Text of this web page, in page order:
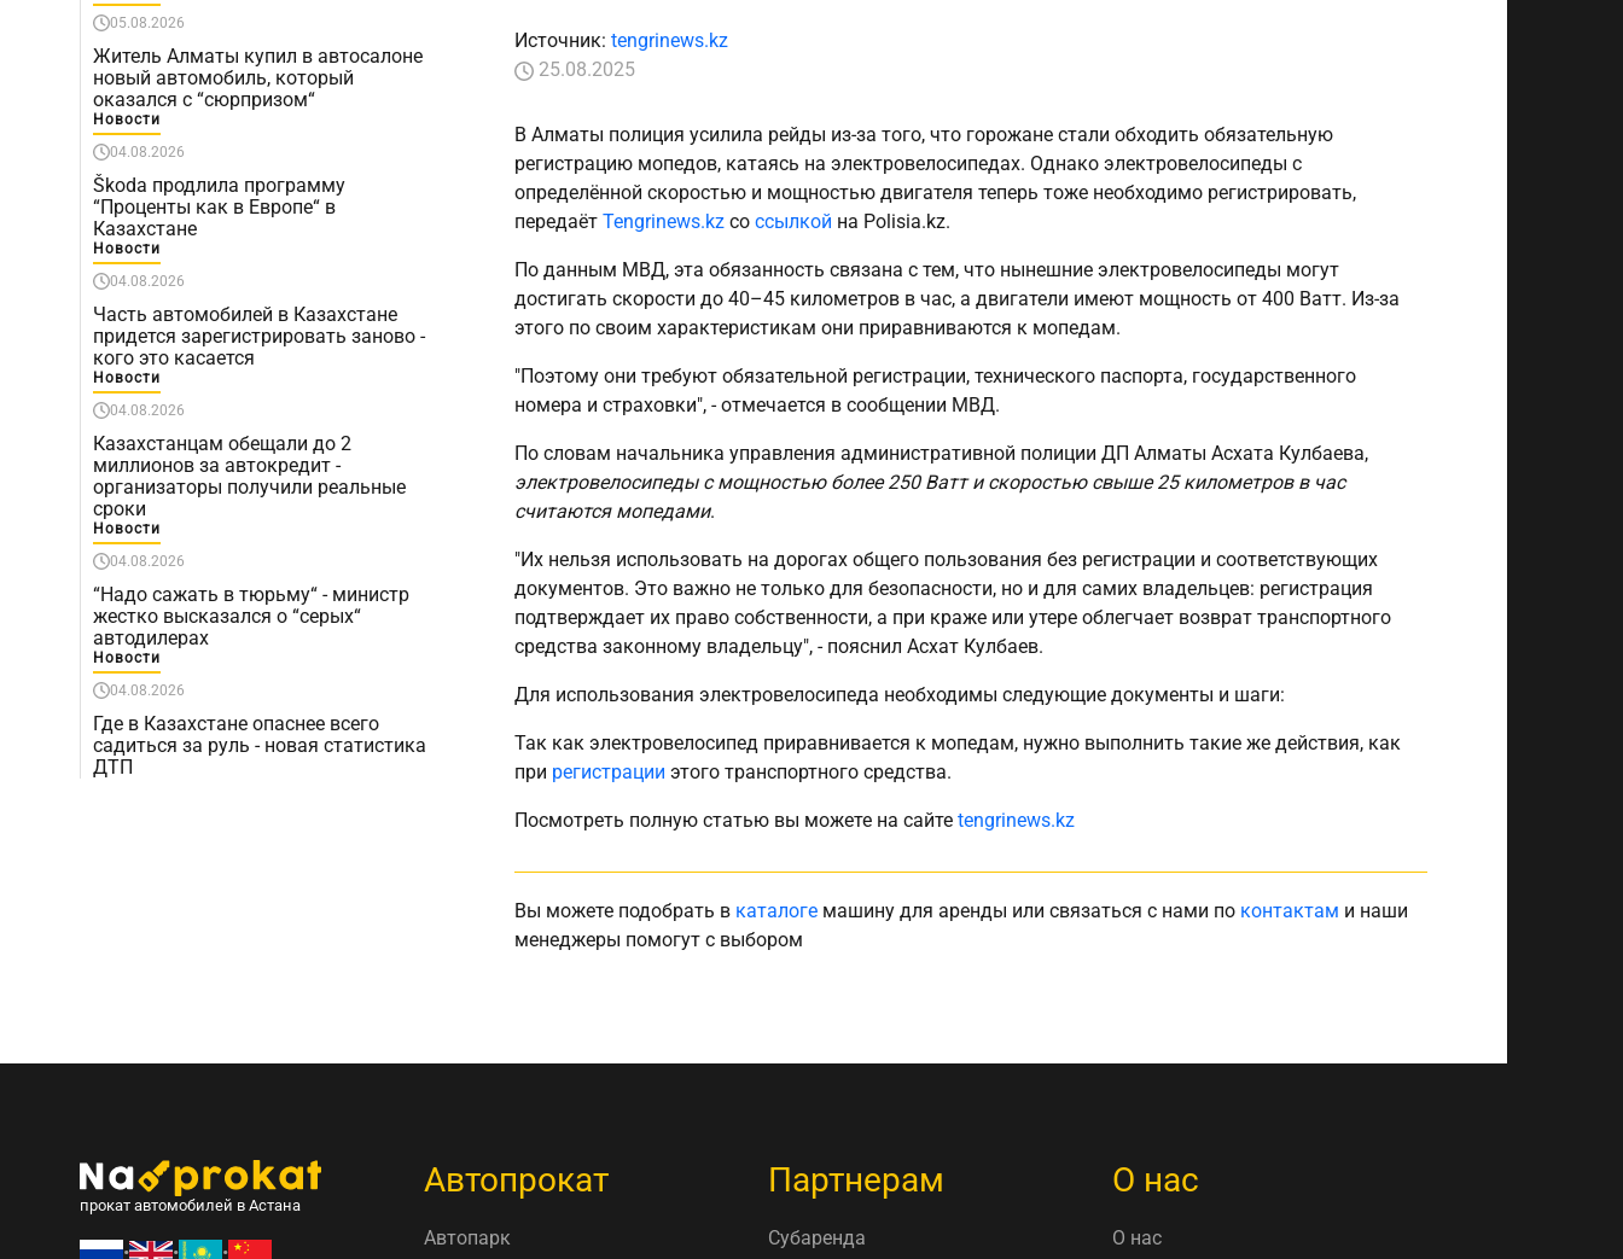
05.08.2026
Житель Алматы купил в автосалоне
новый автомобиль, который
оказался с “сюрпризом“
Новости
04.08.2026
Škoda продлила программу
“Проценты как в Европе“ в
Казахстане
Новости
04.08.2026
Часть автомобилей в Казахстане
придется зарегистрировать заново -
кого это касается
Новости
04.08.2026
Казахстанцам обещали до 2
миллионов за автокредит -
организаторы получили реальные
сроки
Новости
04.08.2026
“Надо сажать в тюрьму“ - министр
жестко высказался о “серых“
автодилерах
Новости
04.08.2026
Где в Казахстане опаснее всего
садиться за руль - новая статистика
ДТП
Источник: tengrinews.kz
25.08.2025
В Алматы полиция усилила рейды из-за того, что горожане стали обходить обязательную
регистрацию мопедов, катаясь на электровелосипедах. Однако электровелосипеды с
определённой скоростью и мощностью двигателя теперь тоже необходимо регистрировать,
передаёт Tengrinews.kz со ссылкой на Polisia.kz.
По данным МВД, эта обязанность связана с тем, что нынешние электровелосипеды могут
достигать скорости до 40–45 километров в час, а двигатели имеют мощность от 400 Ватт. Из-за
этого по своим характеристикам они приравниваются к мопедам.
"Поэтому они требуют обязательной регистрации, технического паспорта, государственного
номера и страховки", - отмечается в сообщении МВД.
По словам начальника управления административной полиции ДП Алматы Асхата Кулбаева,
электровелосипеды с мощностью более 250 Ватт и скоростью свыше 25 километров в час
считаются мопедами.
"Их нельзя использовать на дорогах общего пользования без регистрации и соответствующих
документов. Это важно не только для безопасности, но и для самих владельцев: регистрация
подтверждает их право собственности, а при краже или утере облегчает возврат транспортного
средства законному владельцу", - пояснил Асхат Кулбаев.
Для использования электровелосипеда необходимы следующие документы и шаги:
Так как электровелосипед приравнивается к мопедам, нужно выполнить такие же действия, как
при регистрации этого транспортного средства.
Посмотреть полную статью вы можете на сайте tengrinews.kz
Вы можете подобрать в каталоге машину для аренды или связаться с нами по контактам и наши
менеджеры помогут с выбором
прокат автомобилей в Астана
• • •
Автопрокат
Автопарк
Партнерам
Субаренда
О нас
О нас